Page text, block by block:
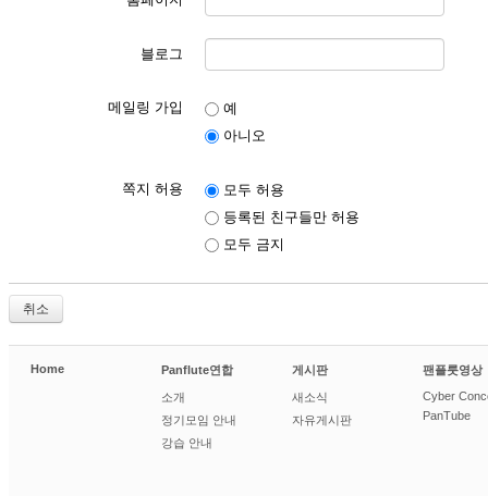
블로그
메일링 가입
예
아니오
쪽지 허용
모두 허용
등록된 친구들만 허용
모두 금지
취소
Home Panflute연합
소개
정기모임 안내
강습 안내
게시판
새소식
자유게시판
팬플룻영상
Cyber
PanTube